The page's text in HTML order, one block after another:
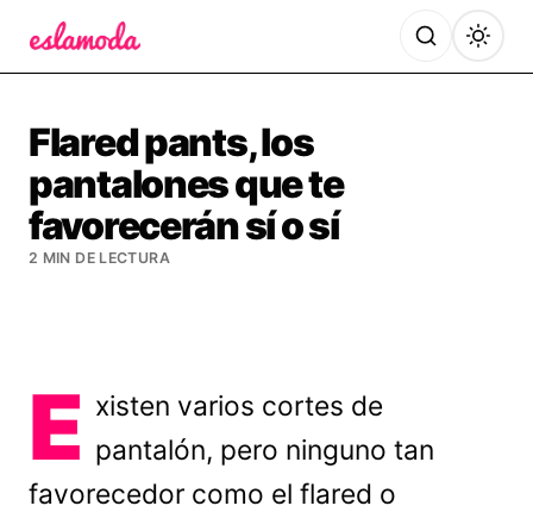
Flared pants, los
pantalones que te
favorecerán sí o sí
2 MIN DE LECTURA
E xisten varios cortes de
pantalón, pero ninguno tan
favorecedor como el flared o